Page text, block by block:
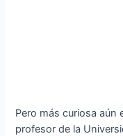
Pero más curiosa aún
profesor de la